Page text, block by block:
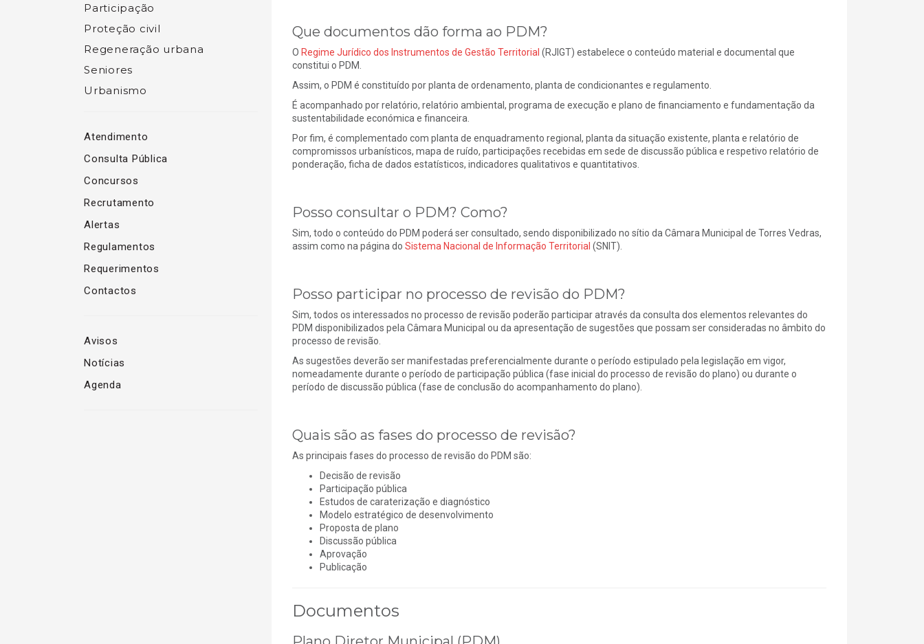
Participação
Proteção civil
Regeneração urbana
Seniores
Urbanismo
Atendimento
Consulta Pública
Concursos
Recrutamento
Alertas
Regulamentos
Requerimentos
Contactos
Avisos
Notícias
Agenda
Que documentos dão forma ao PDM?
O Regime Jurídico dos Instrumentos de Gestão Territorial (RJIGT) estabelece o conteúdo material e documental que
constitui o PDM.
Assim, o PDM é constituído por planta de ordenamento, planta de condicionantes e regulamento.
É acompanhado por relatório, relatório ambiental, programa de execução e plano de financiamento e fundamentação da
sustentabilidade económica e financeira.
Por fim, é complementado com planta de enquadramento regional, planta da situação existente, planta e relatório de
compromissos urbanísticos, mapa de ruído, participações recebidas em sede de discussão pública e respetivo relatório de
ponderação, ficha de dados estatísticos, indicadores qualitativos e quantitativos.
Posso consultar o PDM? Como?
Sim, todo o conteúdo do PDM poderá ser consultado, sendo disponibilizado no sítio da Câmara Municipal de Torres Vedras,
assim como na página do Sistema Nacional de Informação Territorial (SNIT).
Posso participar no processo de revisão do PDM?
Sim, todos os interessados no processo de revisão poderão participar através da consulta dos elementos relevantes do
PDM disponibilizados pela Câmara Municipal ou da apresentação de sugestões que possam ser consideradas no âmbito do
processo de revisão.
As sugestões deverão ser manifestadas preferencialmente durante o período estipulado pela legislação em vigor,
nomeadamente durante o período de participação pública (fase inicial do processo de revisão do plano) ou durante o
período de discussão pública (fase de conclusão do acompanhamento do plano).
Quais são as fases do processo de revisão?
As principais fases do processo de revisão do PDM são:
Decisão de revisão
Participação pública
Estudos de caraterização e diagnóstico
Modelo estratégico de desenvolvimento
Proposta de plano
Discussão pública
Aprovação
Publicação
Documentos